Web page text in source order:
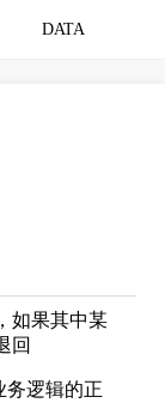
DATA
如果其中某
回
务逻辑的正